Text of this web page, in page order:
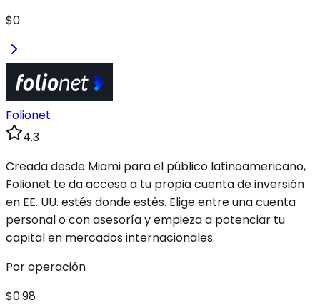
$0
Folionet
4.3
Creada desde Miami para el público latinoamericano,
Folionet te da acceso a tu propia cuenta de inversión
en EE. UU. estés donde estés. Elige entre una cuenta
personal o con asesoría y empieza a potenciar tu
capital en mercados internacionales.
Por operación
$0.98